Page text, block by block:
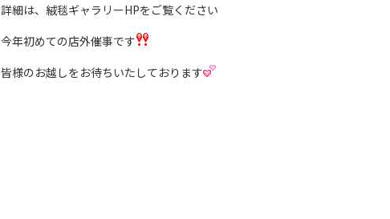
詳細は、絨毯ギャラリーHPをご覧ください
今年初めての店外催事です
皆様のお越しをお待ちいたしております